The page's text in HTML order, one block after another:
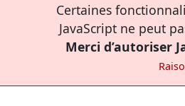
Certaines
JavaScript ne peut
Merci d’autoriser